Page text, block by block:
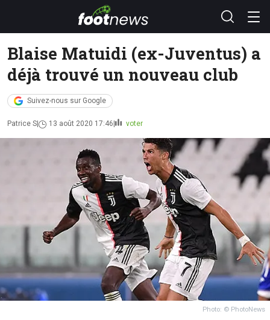
Blaise Matuidi (ex-Juventus) a
déjà trouvé un nouveau club
Suivez-nous sur Google
Patrice S 13 août 2020 17:46 voter
Photo: © PhotoNews